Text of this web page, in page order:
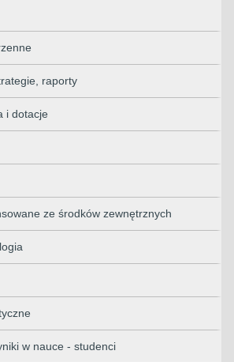
raporty
i dotacje
ze środków zewnętrznych
w nauce - studenci